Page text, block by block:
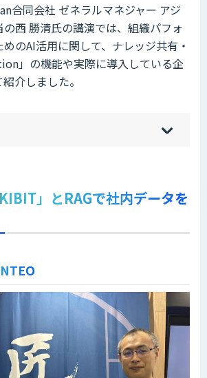
合同会社 ゼネラルマネジャー アジ
西 勝清氏の講演では、組織パフォ
のAI活用に関して、ナレッジ共有・
」の機能や実際に導入している企
介しました。
hi
]
sh
]
」とRAGで社内データを